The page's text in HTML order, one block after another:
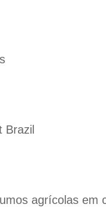
Brazil
agrícolas em